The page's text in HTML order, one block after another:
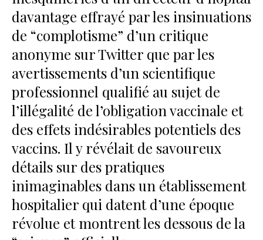
davantage effrayé par les insinuations
de “complotisme” d’un critique
anonyme sur Twitter que par les
avertissements d’un scientifique
professionnel qualifié au sujet de
l’illégalité de l’obligation vaccinale et
des effets indésirables potentiels des
vaccins. Il y révélait de savoureux
détails sur des pratiques
inimaginables dans un établissement
hospitalier qui datent d’une époque
révolue et montrent les dessous de la